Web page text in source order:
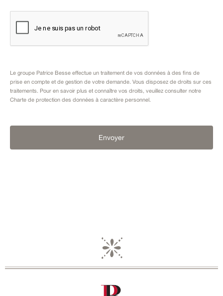
Le groupe Patrice Besse effectue un traitement de vos données à des fins de
prise en compte et de gestion de votre demande. Vous disposez de droits sur ces
traitements. Pour en savoir plus et connaître vos droits, veuillez consulter notre
Charte de protection des données à caractère personnel .
Envoyer